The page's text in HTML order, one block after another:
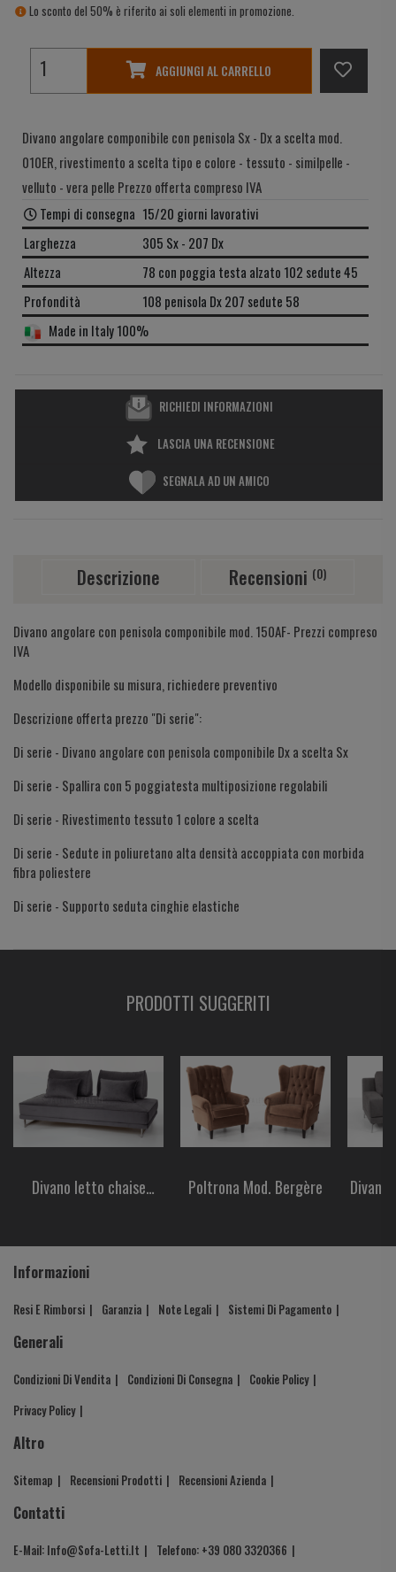
Lo sconto del 50% è riferito ai soli elementi in promozione.
AGGIUNGI AL CARRELLO
Divano angolare componibile con penisola Sx - Dx a scelta mod.
010ER, rivestimento a scelta tipo e colore - tessuto - similpelle -
velluto - vera pelle Prezzo offerta compreso IVA
Tempi di consegna 15/20 giorni lavorativi
Larghezza
305 Sx - 207 Dx
Altezza
78 con poggia testa alzato 102 sedute 45
Profondità
108 penisola Dx 207 sedute 58
Made in Italy 100%
RICHIEDI INFORMAZIONI
LASCIA UNA RECENSIONE
SEGNALA AD UN AMICO
Descrizione Recensioni (0)
Divano angolare con penisola componibile mod. 150AF- Prezzi compreso
IVA
Modello disponibile su misura, richiedere preventivo
Descrizione offerta prezzo "Di serie":
Di serie - Divano angolare con penisola componibile Dx a scelta Sx
Di serie - Spallira con 5 poggiatesta multiposizione regolabili
Di serie - Rivestimento tessuto 1 colore a scelta
Di serie - Sedute in poliuretano alta densità accoppiata con morbida
fibra poliestere
Di serie - Supporto seduta cinghie elastiche
A scelta - Altri rivestimenti, tipo e colore a scelta, similpelle, tessuto lux
A scelta - Tipo di consegna
PRODOTTI SUGGERITI
Divano letto chaise
Poltrona Mod. Bergère
Informazioni
Resi E Rimborsi Garanzia Note Legali Sistemi Di Pagamento
Generali
Condizioni Di Vendita Condizioni Di Consegna
Cookie Policy
Privacy Policy
Altro
Sitemap Recensioni Prodotti Recensioni Azienda
Contatti
E-Mail: Info@sofa-Letti.it
Telefono: +39 080 3320366